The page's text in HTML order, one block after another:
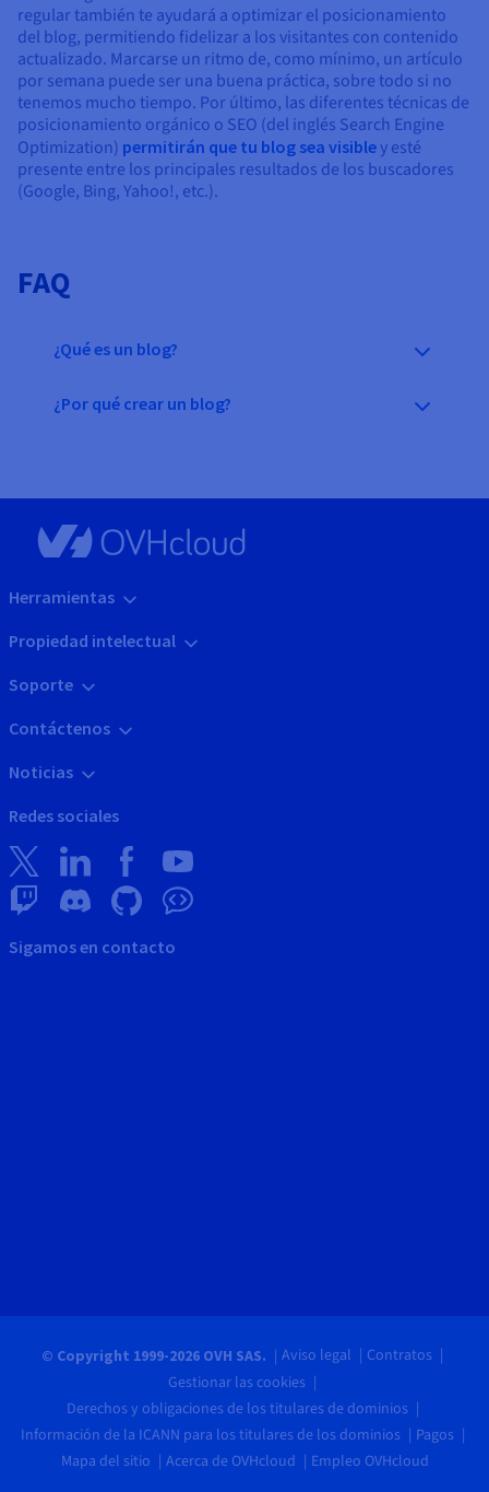
regular también te ayudará a optimizar el posicionamiento
del blog, permitiendo fidelizar a los visitantes con contenido
actualizado. Marcarse un ritmo de, como mínimo, un artículo
por semana puede ser una buena práctica, sobre todo si no
tenemos mucho tiempo. Por último, las diferentes técnicas de
posicionamiento orgánico o SEO (del inglés Search Engine
Optimization) permitirán que tu blog sea visibley esté
presente entre los principales resultados de los buscadores
(Google, Bing, Yahoo!, etc.).
FAQ
¿Qué es un blog?
¿Por qué crear un blog?
Herramientas
Propiedad intelectual
Soporte
Contáctenos
Noticias
Redes sociales
Sigamos en contacto
© Copyright 1999-2026 OVH SAS. Aviso legal
Contratos
Gestionar las cookies
Derechos y obligaciones de los titulares de dominios
Información de la ICANN para los titulares de los dominios
Pagos
Mapa del sitio
Acerca de OVHcloud Empleo OVHcloud